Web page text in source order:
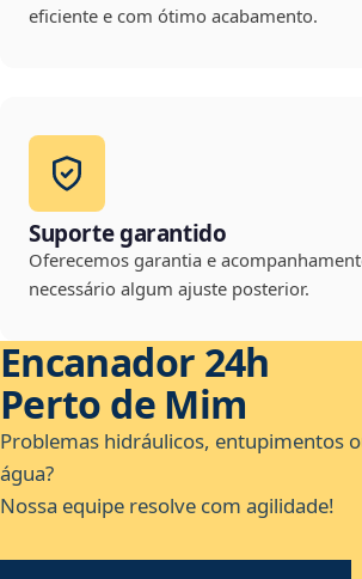
eficiente e com ótimo acabamento.
Suporte garantido
Oferecemos garantia e
necessário algum ajuste posterior.
Encanador 24h
Perto de Mim
Problemas hidráulicos, entupimentos
água?
Nossa equipe resolve com agilidade!